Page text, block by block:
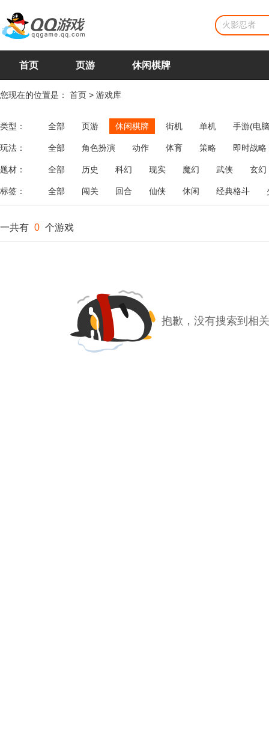
首页 页游 休闲棋牌
您现在的位置是： 首页 > 游戏库
类型： 全部 页游 休闲棋牌 街机 单机 手游(电
玩法： 全部 角色扮演 动作 体育 策略
即时战略
飞行
恋爱 第三人称射击 棋类 牌类 麻将
题材： 全部 历史 科幻 现实 魔幻 武侠 玄幻
标签： 全部 闯关 回合 仙侠 休闲 经典格斗
一共有 0 个游戏
抱歉，没有搜索到相